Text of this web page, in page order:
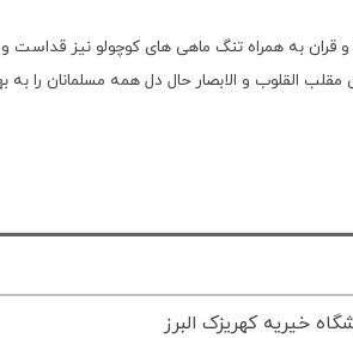
قران به همراه تنگ ماهی های کوچولو نیز
القلوب و الابصار حال دل همه مسلمانان را به
خیریه کهریزک البرز